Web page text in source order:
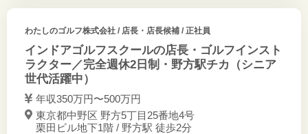
わたしのゴルフ株式会社/ 店長・店長候補 / 正社員
インドアゴルフスクールの店長・ゴルフインスト
ラクター／完全週休2日制・野方駅チカ（シニア
世代活躍中）
年収350万円〜500万円
東京都中野区 野方5丁目25番地4号
栗田ビル地下1階 / 野方駅 徒歩2分